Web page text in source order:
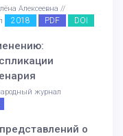
Алексеевна //
2018 PDF DOI
журнал
о